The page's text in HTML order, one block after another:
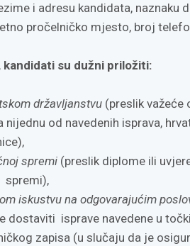
i adresu kandidata, naznaku
pročelničko mjesto, broj
kandidati su dužni priložiti:
državljanstvu(preslik važeće
nijednu od navedenih isprava,
spremi(preslik diplome ili
iskustvu na odgovarajućim
dostaviti isprave navedene u
zapisa (u slučaju da je